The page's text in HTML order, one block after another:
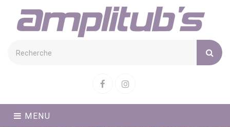
FacebookInstagram
MENU
Cookies management panel